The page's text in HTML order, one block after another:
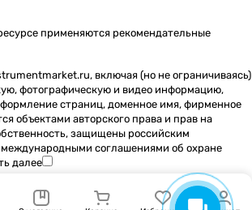
применяются рекомендательные
включая (но не ограничиваясь)
фотографическую и видео информацию,
страниц, доменное имя, фирменное
объектами авторского права и прав на
защищены российским
международными соглашениями об охране
далее